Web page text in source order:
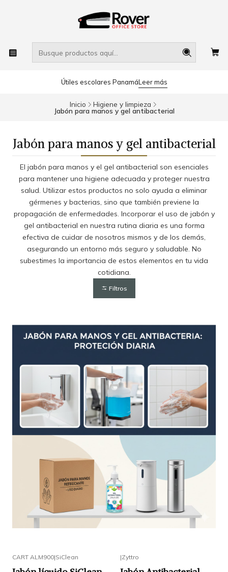
Útiles escolares PanamáLeer más
Inicio Higiene y limpieza
Jabón para manos y gel antibacterial
Jabón para manos y gel antibacterial
El jabón para manos y el gel antibacterial son esenciales
para mantener una higiene adecuada y proteger nuestra
salud. Utilizar estos productos no solo ayuda a eliminar
gérmenes y bacterias, sino que también previene la
propagación de enfermedades. Incorporar el uso de jabón y
gel antibacterial en nuestra rutina diaria es una forma
efectiva de cuidar de nosotros mismos y de los demás,
asegurando un entorno más seguro y saludable. No
subestimes la importancia de estos elementos en tu vida
cotidiana.
Filtros
CART ALM900|SiClean |Zyttro